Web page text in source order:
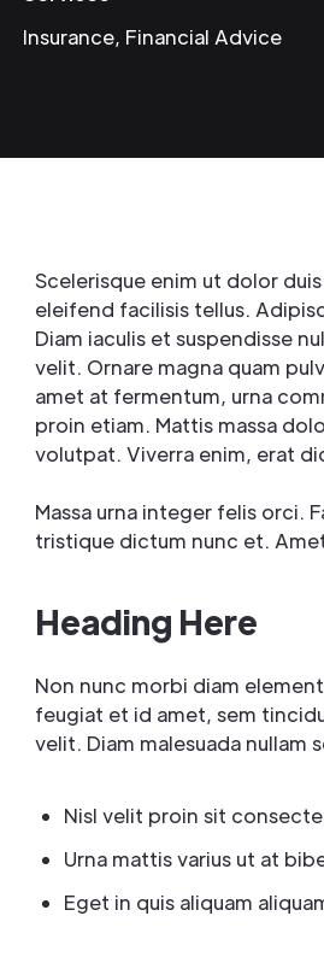
Insurance, Financial Advice
Scelerisque enim ut dolor
eleifend facilisis tellus.
Diam iaculis et suspendisse
velit. Ornare magna quam
amet at fermentum, urna
proin etiam. Mattis massa
volutpat. Viverra enim, erat
Massa urna integer felis orci.
tristique dictum nunc et.
Heading Here
Non nunc morbi diam
feugiat et id amet, sem
velit. Diam malesuada
Nisl velit proin sit
Urna mattis varius ut at
Eget in quis aliquam